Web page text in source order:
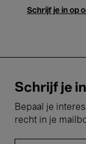
Schrijf je in op
Schrijf je
Bepaal je
recht in je